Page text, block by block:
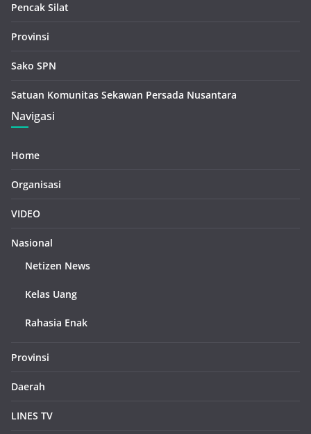
Pencak Silat
Provinsi
Sako SPN
Satuan Komunitas Sekawan Persada Nusantara
Navigasi
Home
Organisasi
VIDEO
Nasional
Netizen News
Kelas Uang
Rahasia Enak
Provinsi
Daerah
LINES TV